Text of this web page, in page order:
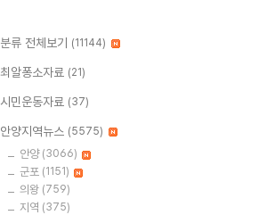
분류 전체보기 (11144)
최알퐁소자료 (21)
시민운동자료 (37)
안양지역뉴스 (5575)
안양 (3066)
군포 (1151)
의왕 (759)
지역 (375)